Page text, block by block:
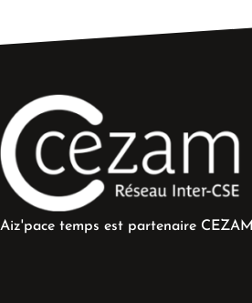
Aiz'pace temps est partenaire CEZAM